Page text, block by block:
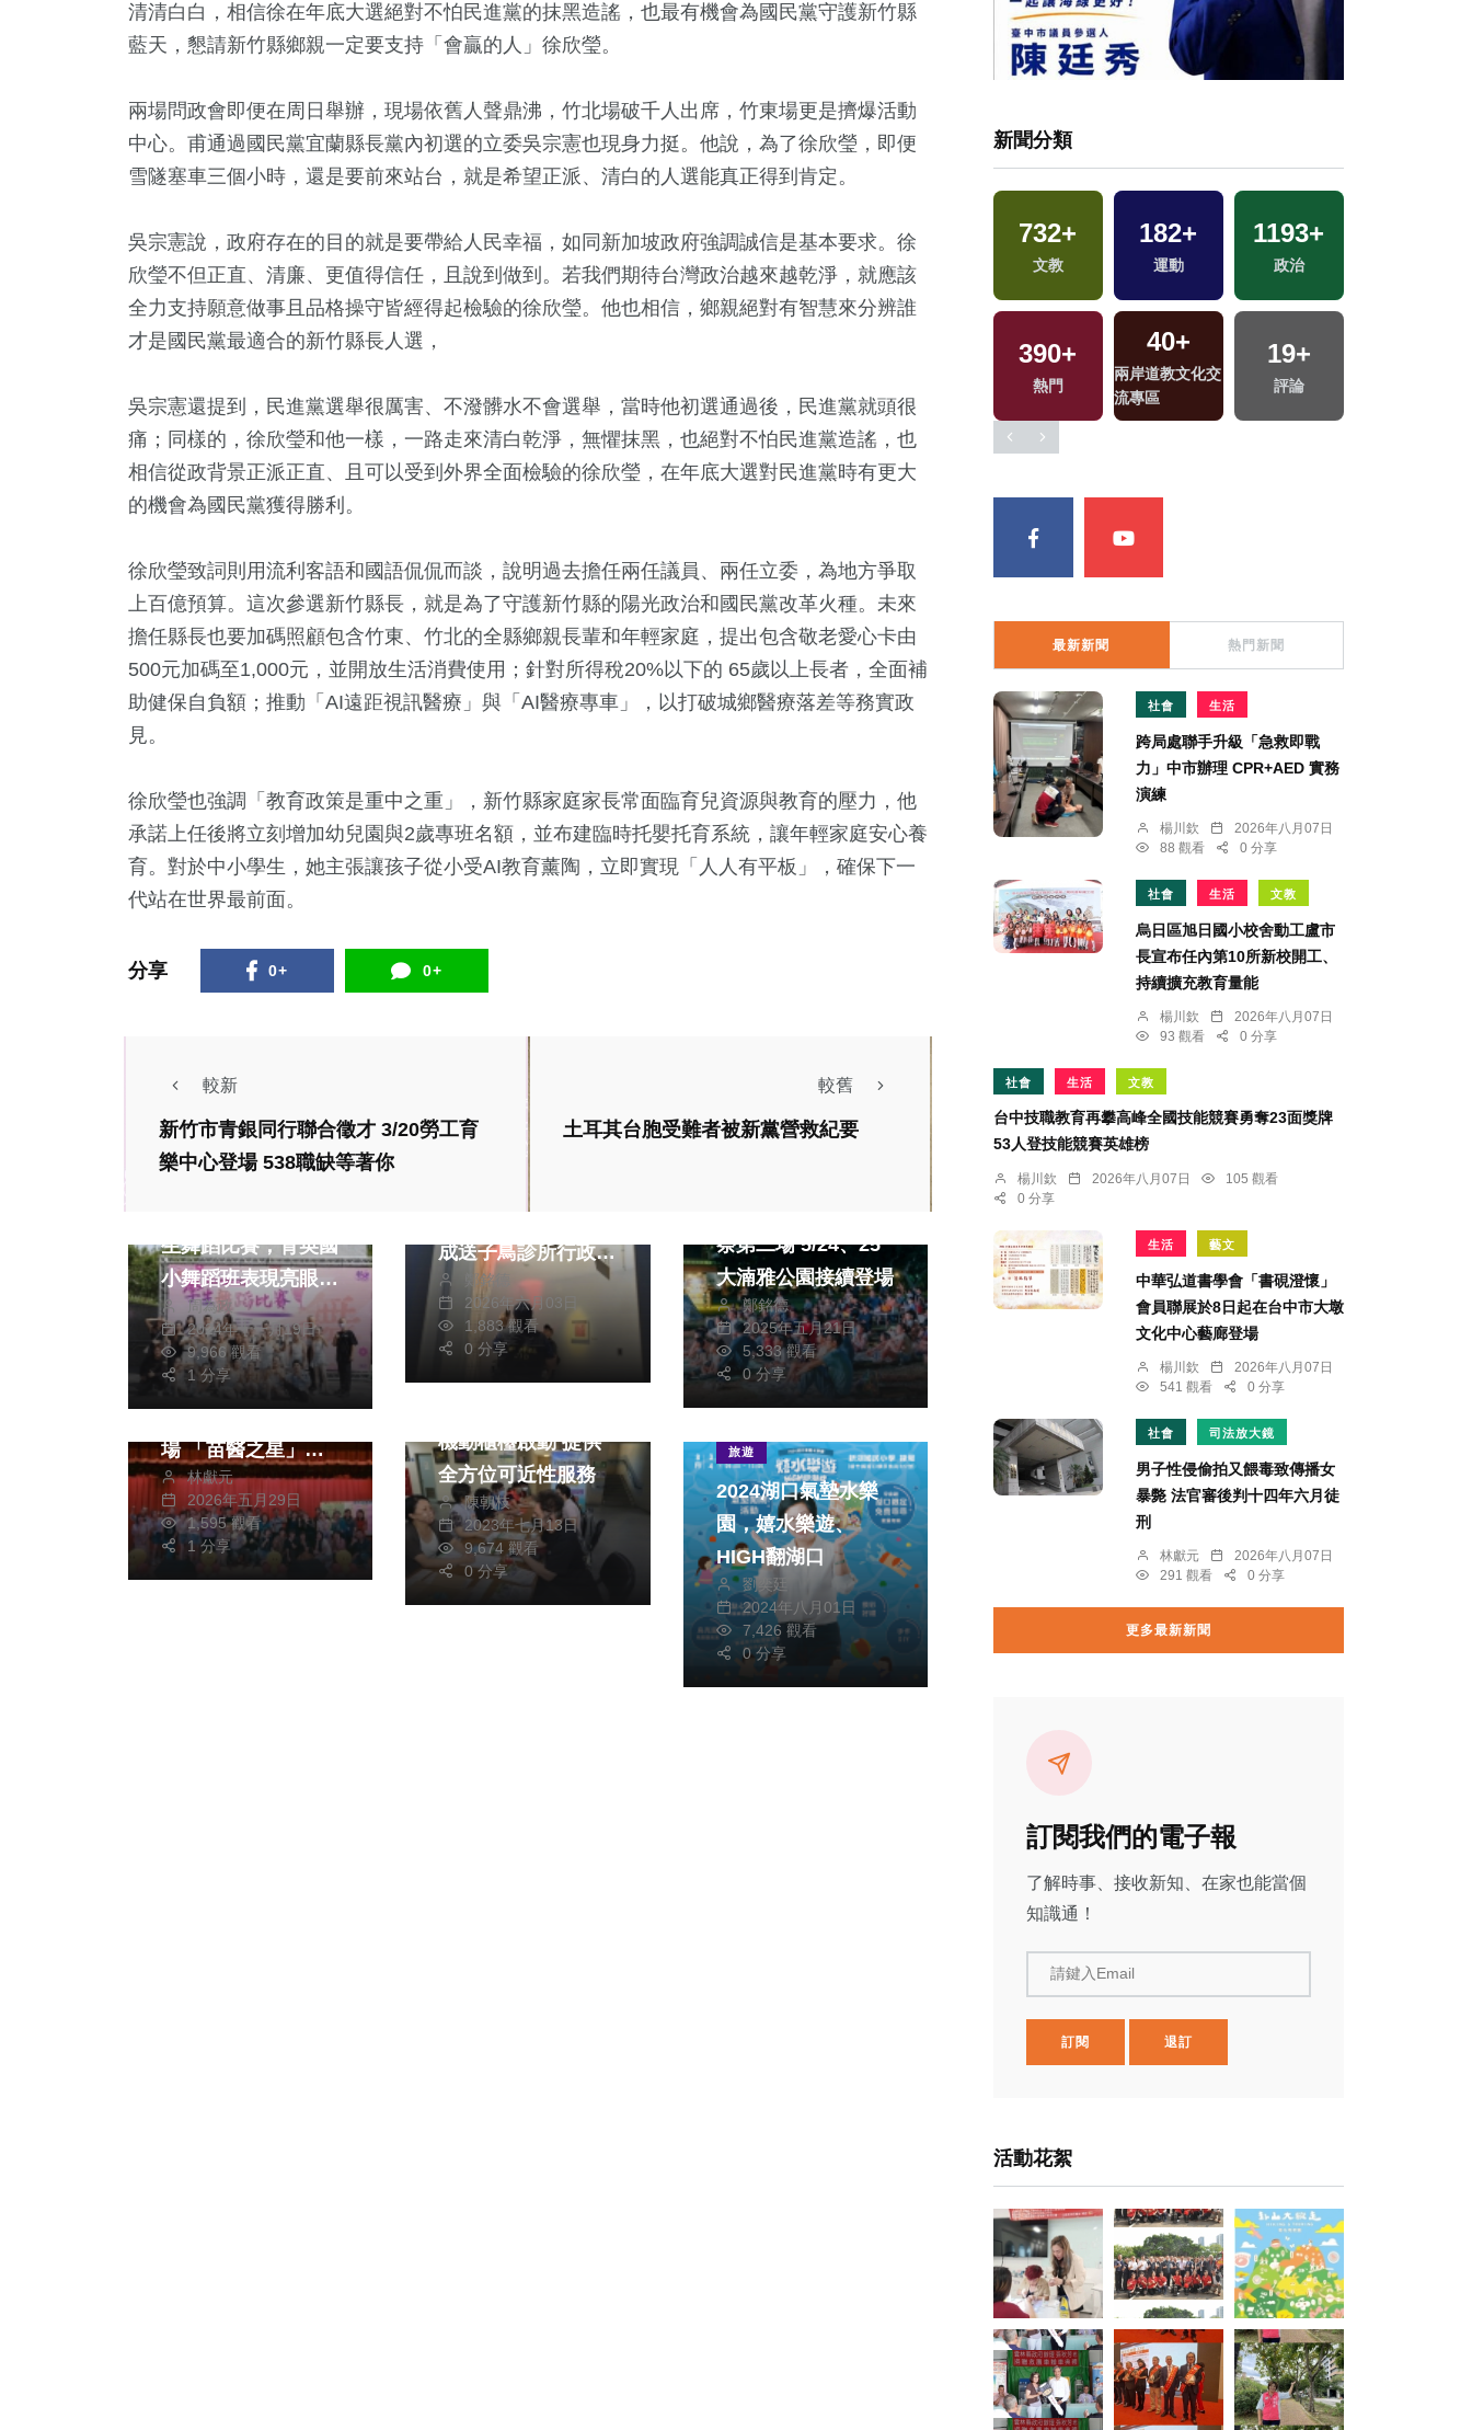
清清白白，相信徐在年底大選絕對不怕民進黨的抹黑造謠，也最有機會為國民黨守護新竹縣
藍天，懇請新竹縣鄉親一定要支持「會贏的人」徐欣瑩。
兩場問政會即便在周日舉辦，現場依舊人聲鼎沸，竹北場破千人出席，竹東場更是擠爆活動
中心。甫通過國民黨宜蘭縣長黨內初選的立委吳宗憲也現身力挺。他說，為了徐欣瑩，即便
雪隧塞車三個小時，還是要前來站台，就是希望正派、清白的人選能真正得到肯定。
吳宗憲說，政府存在的目的就是要帶給人民幸福，如同新加坡政府強調誠信是基本要求。徐
欣瑩不但正直、清廉、更值得信任，且說到做到。若我們期待台灣政治越來越乾淨，就應該
全力支持願意做事且品格操守皆經得起檢驗的徐欣瑩。他也相信，鄉親絕對有智慧來分辨誰
才是國民黨最適合的新竹縣長人選，
吳宗憲還提到，民進黨選舉很厲害、不潑髒水不會選舉，當時他初選通過後，民進黨就頭很
痛；同樣的，徐欣瑩和他一樣，一路走來清白乾淨，無懼抹黑，也絕對不怕民進黨造謠，也
相信從政背景正派正直、且可以受到外界全面檢驗的徐欣瑩，在年底大選對民進黨時有更大
的機會為國民黨獲得勝利。
徐欣瑩致詞則用流利客語和國語侃侃而談，說明過去擔任兩任議員、兩任立委，為地方爭取
上百億預算。這次參選新竹縣長，就是為了守護新竹縣的陽光政治和國民黨改革火種。未來
擔任縣長也要加碼照顧包含竹東、竹北的全縣鄉親長輩和年輕家庭，提出包含敬老愛心卡由
500元加碼至1,000元，並開放生活消費使用；針對所得稅20%以下的 65歲以上長者，全面補
助健保自負額；推動「AI遠距視訊醫療」與「AI醫療專車」，以打破城鄉醫療落差等務實政
見。
徐欣瑩也強調「教育政策是重中之重」，新竹縣家庭家長常面臨育兒資源與教育的壓力，他
承諾上任後將立刻增加幼兒園與2歲專班名額，並布建臨時托嬰托育系統，讓年輕家庭安心養
育。對於中小學生，她主張讓孩子從小受AI教育薰陶，立即實現「人人有平板」，確保下一
代站在世界最前面。
分享 0+ 0+
較新
新竹市青銀同行聯合徵才 3/20勞工育
樂中心登場 538職缺等著你
較舊
土耳其台胞受難者被新黨營救紀要
健康及醫療 藝文
文教 綜合
生舞蹈比賽，育英國
小舞蹈班表現亮眼。
（照片育英提供）
周為政
2024年十一月19日
9,966 觀看
1 分享
成送子鳥診所行政稽
查
鄭銘德
2026年六月03日
1,883 觀看
0 分享
祭第二場 5/24、25
大湳雅公園接續登場
鄭銘德
2025年五月21日
5,333 觀看
0 分享
健康及醫療
苗栗醫院115年院慶
場 「苗醫之星」尬
歌聲、「醫起逛夜
市」人氣爆棚 展現
幸福職場與團隊凝聚
力
林獻元
2026年五月29日
1,595 觀看
1 分享
熱門 政治
機動櫃檯啟動 提供
全方位可近性服務
陳朝枝
2023年七月13日
9,674 觀看
0 分享
旅遊
2024湖口氣墊水樂
園，嬉水樂遊、
HIGH翻湖口
劉奕廷
2024年八月01日
7,426 觀看
0 分享
新聞分類
+
美食
12+
演唱會
+ 75+
16+
2024總統大選
750 +
綜合
75+
兩岸
1490+
社會 2023金鐘獎
732+
文教
182+
運動
1193+
政治
390+
熱門
40+
兩岸道教文化交
流專區
19+
評論
最新新聞 熱門新聞
社會 生活
跨局處聯手升級「急救即戰
力」中市辦理 CPR+AED 實務
演練
楊川欽
2026年八月07日
88 觀看
0 分享
社會 生活 文教
烏日區旭日國小校舍動工盧市
長宣布任內第10所新校開工、
持續擴充教育量能
楊川欽
2026年八月07日
93 觀看
0 分享
社會 生活 文教
台中技職教育再攀高峰全國技能競賽勇奪23面獎牌
53人登技能競賽英雄榜
楊川欽 2026年八月07日
105 觀看
0 分享
生活 藝文
中華弘道書學會「書硯澄懷」
會員聯展於8日起在台中市大墩
文化中心藝廊登場
楊川欽
2026年八月07日
541 觀看
0 分享
社會 司法放大鏡
男子性侵偷拍又餵毒致傳播女
暴斃 法官審後判十四年六月徒
刑
林獻元
2026年八月07日
291 觀看
0 分享
更多最新新聞
訂閱我們的電子報
了解時事、接收新知、在家也能當個
知識通！
請鍵入Email
訂閱 退訂
活動花絮